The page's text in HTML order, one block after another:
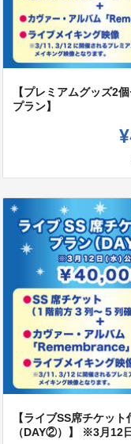
【プレミアムグッズ2
プラン】
【ライブSS席チケッ
（DAY②）】 ※3月12